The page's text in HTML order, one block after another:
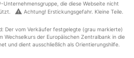
die diese Webseite nicht
warning Achtung! Erstickungsgefahr. Kleine Teile.
Der vom Verkäufer festgelegte (grau markierte)
Wechselkurs der Europäischen Zentralbank in die
und dient ausschließlich als Orientierungshilfe.